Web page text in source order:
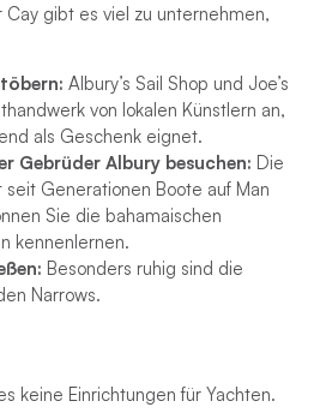
Cay gibt es viel zu unternehmen,
Albury’s Sail Shop und Joe’s
von lokalen Künstlern an,
als Geschenk eignet.
Gebrüder Albury besuchen: Die
seit Generationen Boote auf Man
Sie die bahamaischen
kennenlernen.
Besonders ruhig sind die
Narrows.
keine Einrichtungen für Yachten.